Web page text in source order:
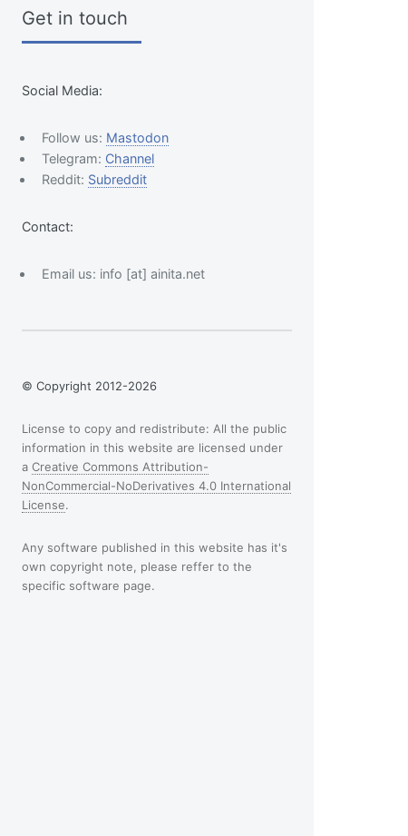
Get in touch
Social Media:
Follow us: Mastodon
Telegram: Channel
Reddit: Subreddit
Contact:
Email us: info [at] ainita.net
© Copyright 2012-2026
License to copy and redistribute: All the public
information in this website are licensed under
a Creative Commons Attribution-
NonCommercial-NoDerivatives 4.0 International
License.
Any software published in this website has it's
own copyright note, please reffer to the
specific software page.